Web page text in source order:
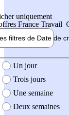
uniquement
France Travail
filtres de Date de
création de l'offre
Un jour
Trois jours
Une semaine
Deux semaines